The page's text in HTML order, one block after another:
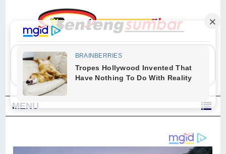
"Sesungguhnya Allah dan para malaikat-Nya berselawat untuk Nabi.
Wahai orang-orang yang beriman, berselawatlah kamu untuk Nabi dan
ucapkanlah salam dengan penuh penghormatan kepadanya." (Qs. Al
Ahzab Ayat 56)
MENU